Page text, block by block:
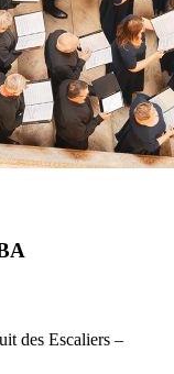
des Escaliers –